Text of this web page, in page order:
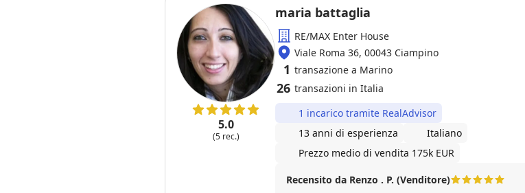
5.0
(5 rec.)
maria battaglia
RE/MAX Enter House
Viale Roma 36, 00043 Ciampino
1 transazione a Marino
26 transazioni in Italia
1 incarico tramite RealAdvisor
13 anni di esperienza
Italiano
Prezzo medio di vendita 175k EUR
Recensito da Renzo . P. (Venditore)